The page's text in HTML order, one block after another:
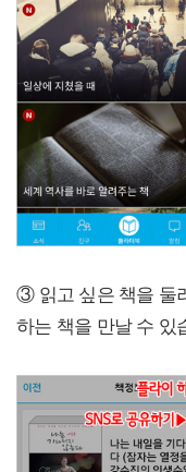
③ 읽고 싶은 책을 둘
하는 책을 만날 수 있